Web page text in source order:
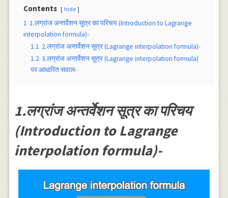
Contents hide
1 1.लग्रांज अन्तर्वेशन सूत्र का परिचय (Introduction to Lagrange
interpolation formula)-
1.1 2.लग्रांज अन्तर्वेशन सूत्र (Lagrange interpolation formula)-
1.2 3.लग्रांज अन्तर्वेशन सूत्र (Lagrange interpolation formula)
पर आधारित सवाल-
1.लग्रांज अन्तर्वेशन सूत्र का परिचय
(Introduction to Lagrange
interpolation formula)-